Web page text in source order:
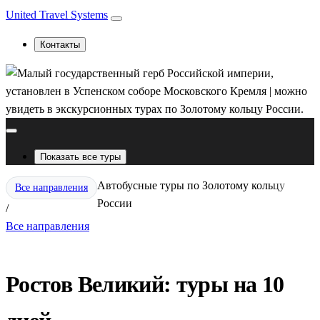
United Travel Systems
Контакты
Показать все туры
Все направления
/
Автобусные туры по Золотому кольцу
России
Все направления
Ростов Великий: туры на 10